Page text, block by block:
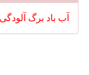
آب باد برگ آلودگی